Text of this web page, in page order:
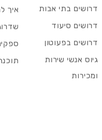
דרושים בתי אבות
דרושים סיעוד
דרושים בפעוטון
גיוס אנשי שירות
ומכירות
איך